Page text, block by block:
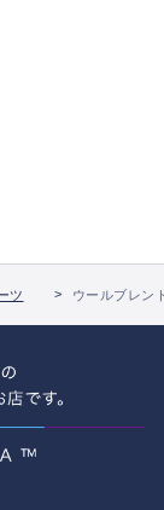
ツ ウールブレン